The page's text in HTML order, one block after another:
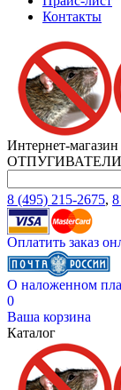
Контакты
Интернет-
ОТПУГИВАТЕЛИ
8 (495) 215-2675,
Оплатить заказ
О наложенном
0
Ваша корзина
Каталог